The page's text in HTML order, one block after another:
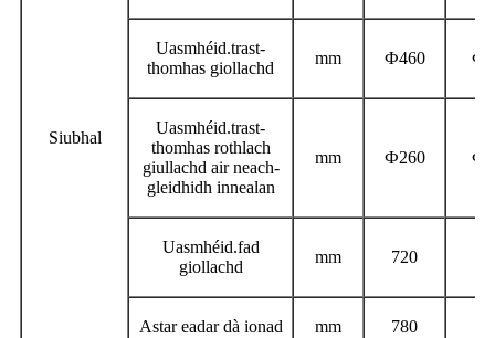
Siubhal
Uasmhéid.trast-
thomhas giollachd
mm Ф460 Ф
Uasmhéid.trast-
thomhas rothlach
giullachd air neach-
gleidhidh innealan
mm Ф260 Ф
Uasmhéid.fad
giollachd
mm 720
Astar eadar dà ionad mm 780